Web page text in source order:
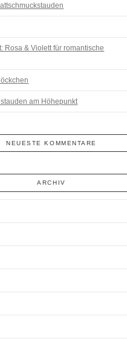
Rosa & Violett für romantische
am Höhepunkt
NEUESTE KOMMENTARE
ARCHIV